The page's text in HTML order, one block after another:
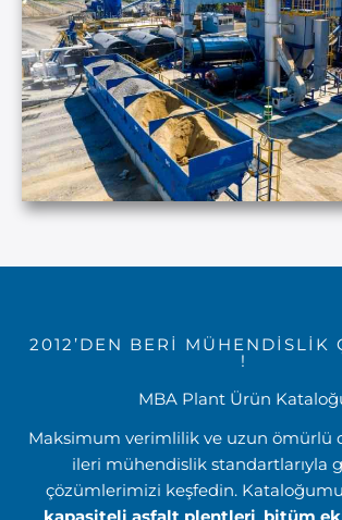
2012’DEN BERİ MÜHENDİSLİK
!
MBA Plant Ürün
Maksimum verimlilik ve uzun ömürlü
ileri mühendislik standartlarıyla
çözümlerimizi keşfedin.